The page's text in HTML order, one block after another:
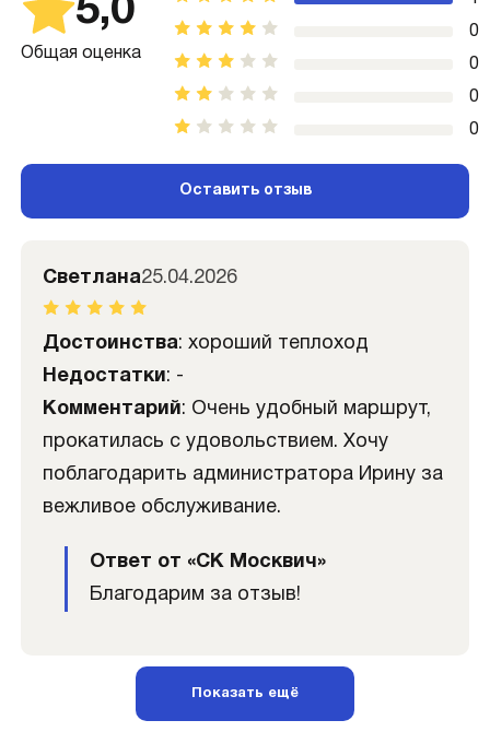
5,0
Общая оценка
0
0
0
0
Оставить отзыв
Светлана25.04.2026
Достоинства: хороший теплоход
Недостатки: -
Комментарий: Очень удобный маршрут,
прокатилась с удовольствием. Хочу
поблагодарить администратора Ирину за
вежливое обслуживание.
Ответ от «СК Москвич»
Благодарим за отзыв!
Показать ещё